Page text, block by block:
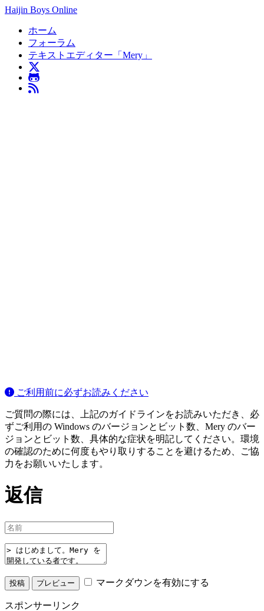
Haijin Boys Online
ホーム
フォーラム
テキストエディター「Mery」
ご利用前に必ずお読みください
ご質問の際には、上記のガイドラインをお読みいただき、必
ずご利用の Windows のバージョンとビット数、Mery のバー
ジョンとビット数、具体的な症状を明記してください。環境
の確認のために何度もやり取りすることを避けるため、ご協
力をお願いいたします。
返信
マークダウンを有効にする
スポンサーリンク